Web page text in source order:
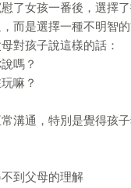
了女孩一番後，選擇了
而是選擇一種不明智的
對孩子說這樣的話：
嗎？
嘛？
溝通，特別是覺得孩
到父母的理解